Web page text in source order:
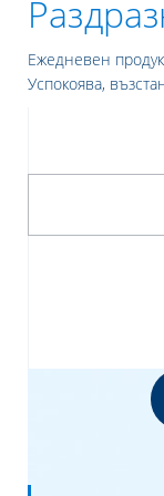
Ежедневен
Успокоява,